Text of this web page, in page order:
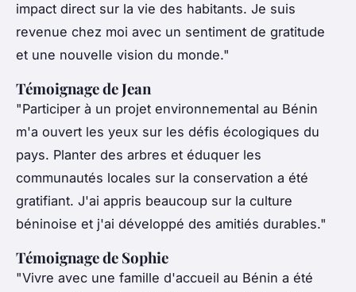
impact direct sur la vie des habitants. Je suis
revenue chez moi avec un sentiment de gratitude
et une nouvelle vision du monde."
Témoignage de Jean
"Participer à un projet environnemental au Bénin
m'a ouvert les yeux sur les défis écologiques du
pays. Planter des arbres et éduquer les
communautés locales sur la conservation a été
gratifiant. J'ai appris beaucoup sur la culture
béninoise et j'ai développé des amitiés durables."
Témoignage de Sophie
"Vivre avec une famille d'accueil au Bénin a été